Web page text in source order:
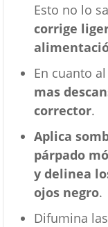
Esto no lo
corrige
En cuanto
mas
corrector.
Aplica
párpado
y delinea
ojos negro.
Difumina